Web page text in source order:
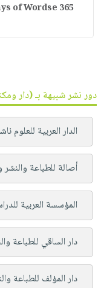
365 Days of Wordse
دور نشر شبيهة بـ (دار
الدار العربية للعلوم
أصالة للطباعة والنشر
المؤسسة العربية
دار الساقي للطباعة
دار المؤلف للطباعة